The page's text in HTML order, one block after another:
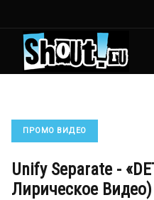
ПРОМО ВИДЕО
Unify Separate -
Лирическое Видео)